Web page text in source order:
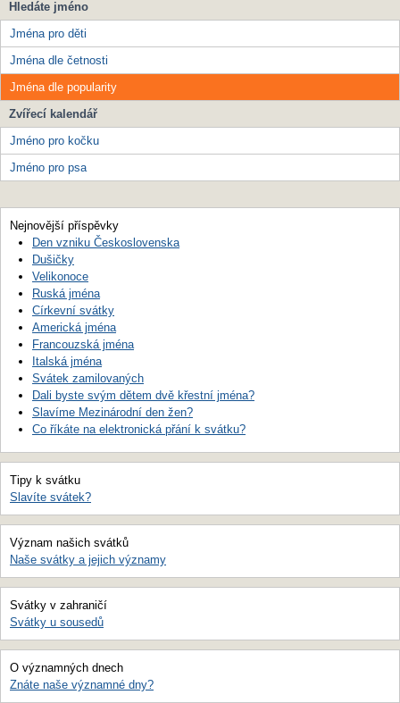
Hledáte jméno
Jména pro děti
Jména dle četnosti
Jména dle popularity
Zvířecí kalendář
Jméno pro kočku
Jméno pro psa
Nejnovější příspěvky
Den vzniku Československa
Dušičky
Velikonoce
Ruská jména
Církevní svátky
Americká jména
Francouzská jména
Italská jména
Svátek zamilovaných
Dali byste svým dětem dvě křestní jména?
Slavíme Mezinárodní den žen?
Co říkáte na elektronická přání k svátku?
Tipy k svátku
Slavíte svátek?
Význam našich svátků
Naše svátky a jejich významy
Svátky v zahraničí
Svátky u sousedů
O významných dnech
Znáte naše významné dny?